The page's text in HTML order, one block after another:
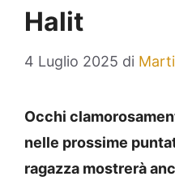
Halit
4 Luglio 2025 di
Occhi
nelle prossime
ragazza mostrerà